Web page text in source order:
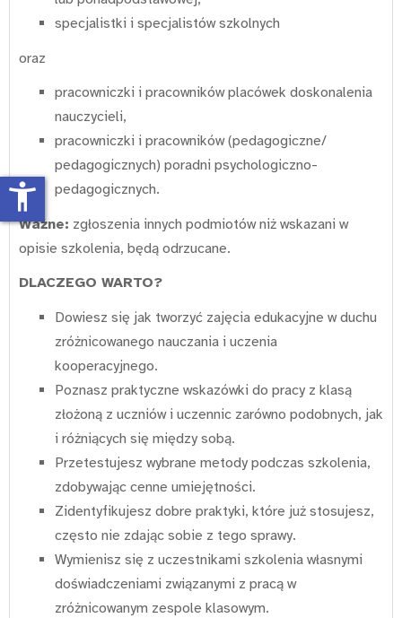
specjalistki i specjalistów szkolnych
oraz
pracowniczki i pracowników placówek doskonalenia
nauczycieli,
pracowniczki i pracowników (pedagogiczne/
pedagogicznych) poradni psychologiczno-
pedagogicznych.
Ważne: zgłoszenia innych podmiotów niż wskazani w
opisie szkolenia, będą odrzucane.
DLACZEGO WARTO?
Dowiesz się jak tworzyć zajęcia edukacyjne w duchu
zróżnicowanego nauczania i uczenia
kooperacyjnego.
Poznasz praktyczne wskazówki do pracy z klasą
złożoną z uczniów i uczennic zarówno podobnych, jak
i różniących się między sobą.
Przetestujesz wybrane metody podczas szkolenia,
zdobywając cenne umiejętności.
Zidentyfikujesz dobre praktyki, które już stosujesz,
często nie zdając sobie z tego sprawy.
Wymienisz się z uczestnikami szkolenia własnymi
doświadczeniami związanymi z pracą w
zróżnicowanym zespole klasowym.
accessibility_new